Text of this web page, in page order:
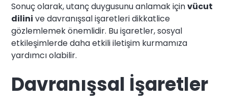
Sonuç olarak, utanç duygusunu anlamak içinvücut
dilini ve davranışsal işaretleri dikkatlice
gözlemlemek önemlidir. Bu işaretler, sosyal
etkileşimlerde daha etkili iletişim kurmamıza
yardımcı olabilir.
Davranışsal İşaretler